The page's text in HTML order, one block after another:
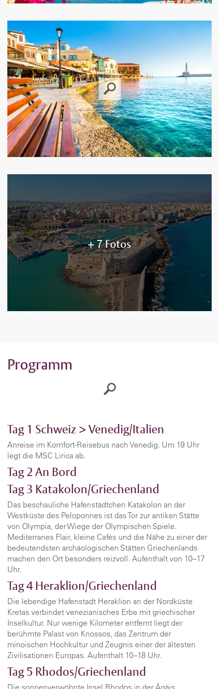
+ 7 Fotos
Programm
Tag 1 Schweiz > Venedig/Italien
Anreise im Komfort-Reisebus nach Venedig. Um 19 Uhr
legt die MSC Lirica ab.
Tag 2 An Bord
Tag 3 Katakolon/Griechenland
Das beschauliche Hafenstädtchen Katakolon an der
Westküste des Peloponnes ist das Tor zur antiken Stätte
von Olympia, der Wiege der Olympischen Spiele.
Mediterranes Flair, kleine Cafés und die Nähe zu einer der
bedeutendsten archäologischen Stätten Griechenlands
machen den Ort besonders reizvoll. Aufenthalt von 10–17
Uhr.
Tag 4 ​Heraklion/Griechenland
Die lebendige Hafenstadt Heraklion an der Nordküste
Kretas verbindet venezianisches Erbe mit griechischer
Inselkultur. Nur wenige Kilometer entfernt liegt der
berühmte Palast von Knossos, das Zentrum der
minoischen Hochkultur und Zeugnis einer der ältesten
Zivilisationen Europas. Aufenthalt 10–18 Uhr.
Tag 5 Rhodos/Griechenland
Die sonnenverwöhnte Insel Rhodos in der Ägäis